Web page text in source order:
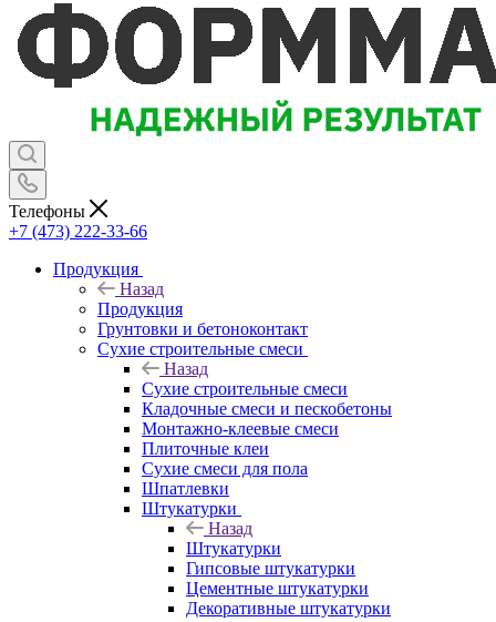
Телефоны
+7 (473) 222-33-66
Продукция
Назад
Продукция
Грунтовки и бетоноконтакт
Сухие строительные смеси
Назад
Сухие строительные смеси
Кладочные смеси и пескобетоны
Монтажно-клеевые смеси
Плиточные клеи
Сухие смеси для пола
Шпатлевки
Штукатурки
Назад
Штукатурки
Гипсовые штукатурки
Цементные штукатурки
Декоративные штукатурки